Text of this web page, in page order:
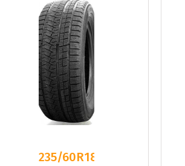
235/60R18